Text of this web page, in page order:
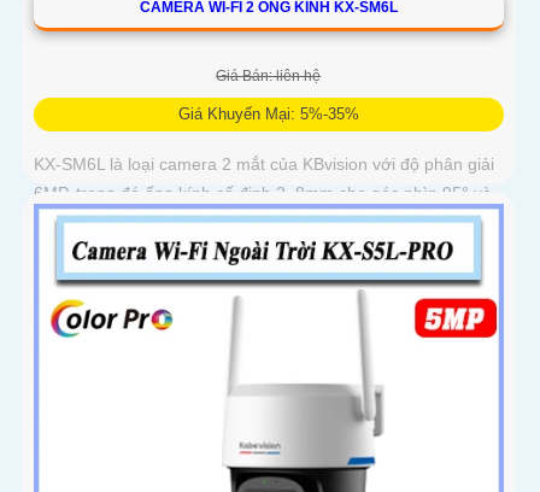
CAMERA WI-FI 2 ỐNG KÍNH KX-SM6L
Giá Bán: liên hệ
Giá Khuyến Mại: 5%-35%
KX-SM6L là loại camera 2 mắt của KBvision với độ phân giải
6MP, trong đó ống kính cố định 2. 8mm cho góc nhìn 95° và
ống kính quay quét 6mm điều khiển từ xa góc ngang 352°